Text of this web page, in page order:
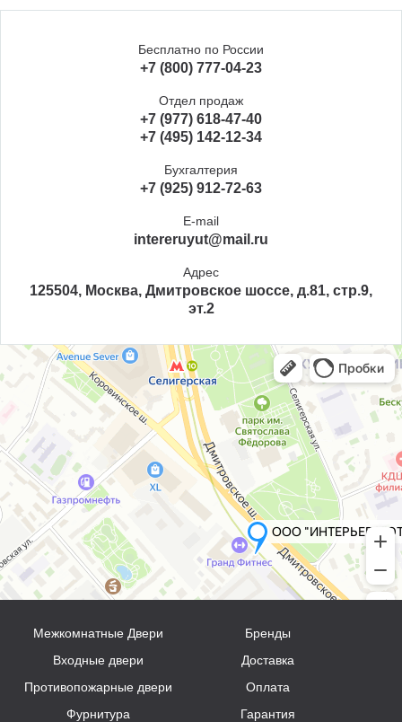
Бесплатно по России
+7 (800) 777-04-23
Отдел продаж
+7 (977) 618-47-40
+7 (495) 142-12-34
Бухгалтерия
+7 (925) 912-72-63
E-mail
intereruyut@mail.ru
Адрес
125504, Москва, Дмитровское шоссе, д.81, стр.9,
эт.2
Межкомнатные Двери
Входные двери
Противопожарные двери
Фурнитура
Бренды
Доставка
Оплата
Гарантия